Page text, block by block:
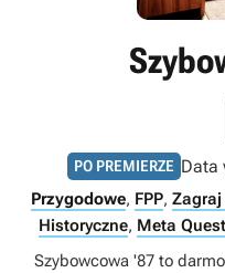
PO PREMIERZE Data
Przygodowe, FPP,
Historyczne, Meta
rzeczywistość (VR)
Szybowcowa '87 to